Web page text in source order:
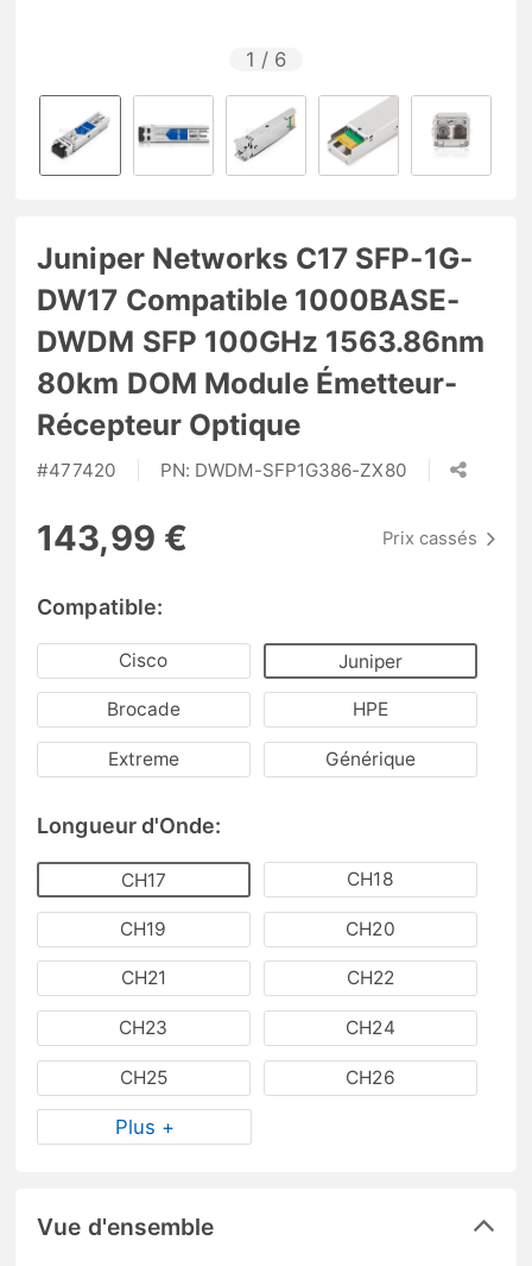
1 / 6
Juniper Networks C17 SFP-1G-
DW17 Compatible 1000BASE-
DWDM SFP 100GHz 1563.86nm
80km DOM Module Émetteur-
Récepteur Optique
#477420 PN: DWDM-SFP1G386-ZX80
143,99 € Prix cassés
Compatible:
Cisco Juniper
Brocade HPE
Extreme Générique
Longueur d'Onde:
CH17 CH18
CH19 CH20
CH21 CH22
CH23 CH24
CH25 CH26
Plus +
Vue d'ensemble